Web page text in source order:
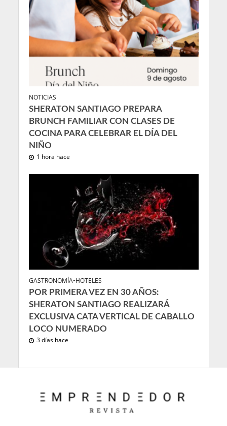
NOTICIAS
SHERATON SANTIAGO PREPARA
BRUNCH FAMILIAR CON CLASES DE
COCINA PARA CELEBRAR EL DÍA DEL
NIÑO
1 hora hace
GASTRONOMÍA•HOTELES
POR PRIMERA VEZ EN 30 AÑOS:
SHERATON SANTIAGO REALIZARÁ
EXCLUSIVA CATA VERTICAL DE CABALLO
LOCO NUMERADO
3 días hace